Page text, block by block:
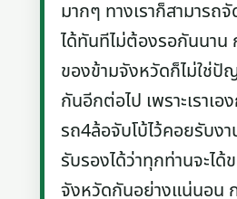
มากๆ ทางเราก็สามารถ
ได้ทันทีไม่ต้องรอกันนาน
ของข้ามจังหวัดก็ไม่ใช่
กันอีกต่อไป เพราะเราเอ
รถ4ล้อจับโบ้ไว้คอยรับง
รับรองได้ว่าทุกท่านจะไ
จังหวัดกันอย่างแน่นอน